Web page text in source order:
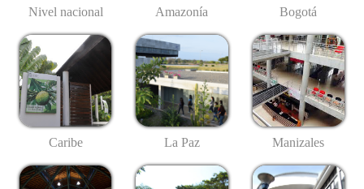
Nivel nacional Amazonía Bogotá
Caribe La Paz Manizales